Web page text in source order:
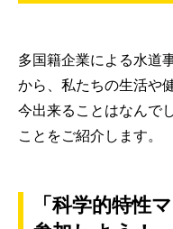
多国籍企業による水道
から、私たちの生活や
今出来ることはなんで
ことをご紹介します。
「科学的特性